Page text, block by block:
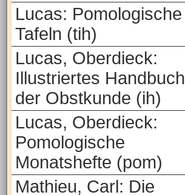
Lucas: Pomologische
Tafeln (tih)
Lucas, Oberdieck:
Illustriertes Handbuch
der Obstkunde (ih)
Lucas, Oberdieck:
Pomologische
Monatshefte (pom)
Mathieu, Carl: Die